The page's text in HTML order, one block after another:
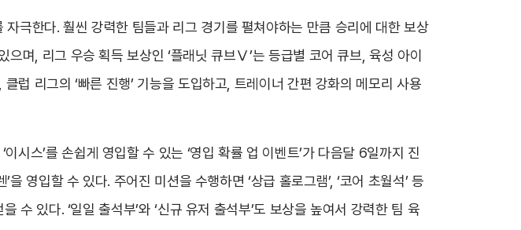
극한다. 훨씬 강력한 팀들과 리그 경기를 펼쳐야하는 만큼 승리에 대한 보상
며, 리그 우승 획득 보상인 ‘플래닛 큐브Ⅴ’는 등급별 코어 큐브, 육성 아이
럽 리그의 ‘빠른 진행’ 기능을 도입하고, 트레이너 간편 강화의 메모리 사용
시스’를 손쉽게 영입할 수 있는 ‘영입 확률 업 이벤트’가 다음달 6일까지 진
영입할 수 있다. 주어진 미션을 수행하면 ‘상급 홀로그램’, ‘코어 초월석’ 등
수 있다. ‘일일 출석부’와 ‘신규 유저 출석부’도 보상을 높여서 강력한 팀 육